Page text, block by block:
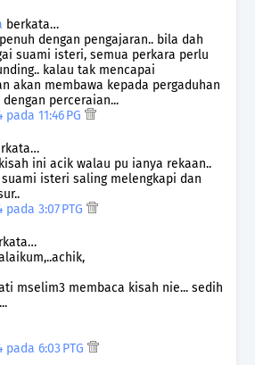
berkata…
dengan pengajaran.. bila dah
suami isteri, semua perkara perlu
kalau tak mencapai
akan membawa kepada pergaduhan
perceraian...
11:46 PG
ini acik walau pu ianya rekaan..
isteri saling melengkapi dan
3:07 PTG
mselim3 membaca kisah nie... sedih
pada 6:03 PTG